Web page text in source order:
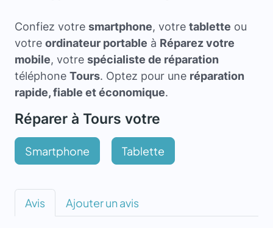
Confiez votre smartphone, votre tablette ou
votre ordinateur portable à Réparez votre
mobile, votre spécialiste de réparation
téléphone Tours. Optez pour une réparation
rapide, fiable et économique.
Réparer à Tours votre
Smartphone Tablette
Avis Ajouter un avis